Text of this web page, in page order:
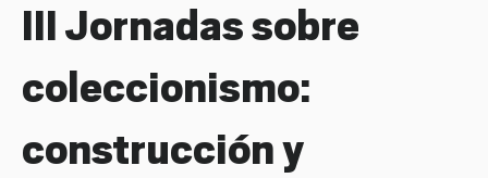
III Jornadas sobre
coleccionismo:
construcción y